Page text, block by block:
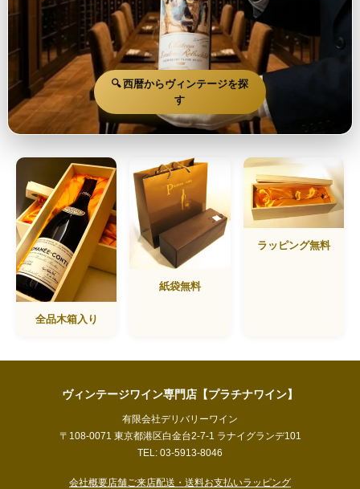
🔍 西暦からヴィンテージを探
す
全品木箱入り
紙袋無料
ラッピング無料
ヴィンテージワイン専門店【プラチナワイン】
有限会社デリバリーワイン
〒108-0071 東京都港区白金台2-7-1 ラナイグランデ101
TEL: 03-5913-8046
会社概要店舗ご来店配送・送料お支払いラッピング